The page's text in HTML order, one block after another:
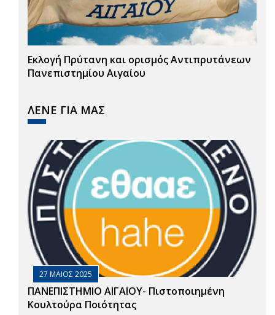
Εκλογή Πρύτανη και ορισμός Αντιπρυτάνεων
Πανεπιστημίου Αιγαίου
ΛΕΝΕ ΓΙΑ ΜΑΣ
27 ΜΑΙΟΣ 2025
ΠΑΝΕΠΙΣΤΗΜΙΟ ΑΙΓΑΙΟΥ- Πιστοποιημένη
Κουλτούρα Ποιότητας